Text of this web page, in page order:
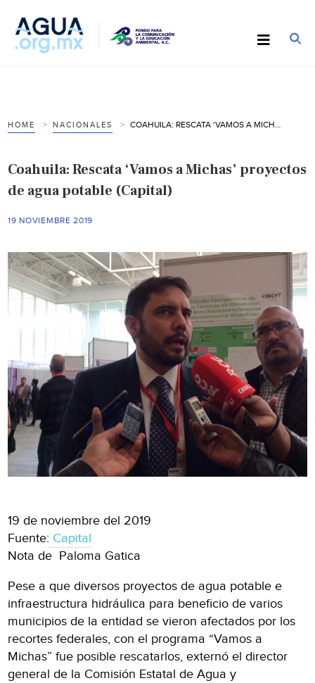
HOME NACIONALES
Coahuila: Rescata ‘Vamos a Michas’ proyectos
de agua potable (Capital)
19 NOVIEMBRE 2019
19 de noviembre del 2019
Fuente: Capital
Nota de Paloma Gatica
Pese a que diversos proyectos de agua potable e
infraestructura hidráulica para beneficio de varios
municipios de la entidad se vieron afectados por los
recortes federales, con el programa “Vamos a
Michas” fue posible rescatarlos, externó el director
general de la Comisión Estatal de Agua y